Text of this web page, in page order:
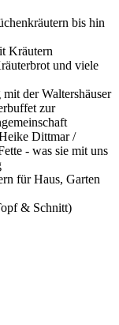
bis hin
Kräutern
und viele
der Waltershäuser
zur
Dittmar /
- was sie mit uns
für Haus, Garten
& Schnitt)